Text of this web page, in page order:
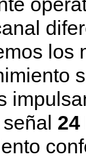
los
24